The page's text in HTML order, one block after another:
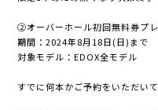
②オーバーホール初回無料券プ
期間：2024年8月18日(日)まで
対象モデル：EDOX全モデル
すでに何本かご予約をいただい